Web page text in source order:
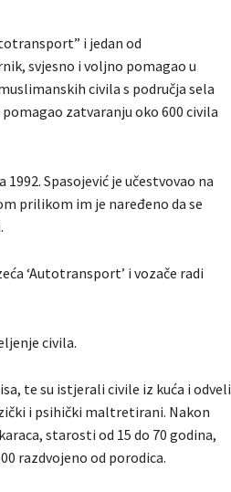
i jedan od
svjesno i voljno pomagao u
civila s područja sela
zatvaranju oko 600 civila
Spasojević je učestvovao na
prilikom im je naređeno da se
‘Autotransport’ i vozače radi
civila.
te su istjerali civile iz kuća i odveli
i psihički maltretirani. Nakon
starosti od 15 do 70 godina,
razdvojeno od porodica.